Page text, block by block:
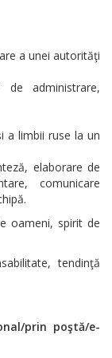
a unei autorităţi
de administrare,
a limbii ruse la un
elaborare de
comunicare
oameni, spirit de
tendinţă
prin poştă/e-